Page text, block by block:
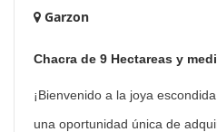
Garzon
Chacra de 9 Hectareas y
¡Bienvenido a la joya
una oportunidad única de